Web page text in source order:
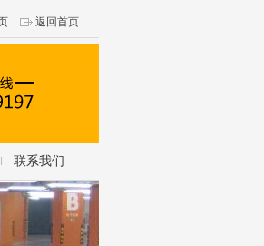
返回首页
联系我们